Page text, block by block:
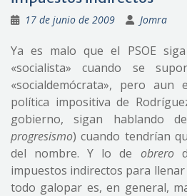
17 de junio de 2009 Jomra
Ya es malo que el PSOE
«socialista» cuando se
«socialdemócrata», pero
política impositiva de
gobierno, sigan hablando
progresismo) cuando tendrían
del nombre. Y lo de obrero
impuestos indirectos para llenar
todo galopar es, en general,